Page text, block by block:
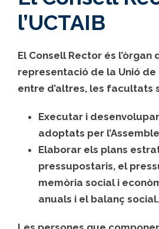
l’UCTAIB
El Consell Rector és l’òrgan
representació de la Unió
entre d’altres, les facultats
Executar i
adoptats per
Elaborar els plans
pressupostaris, el
memòria social i
anuals i el balanç social.